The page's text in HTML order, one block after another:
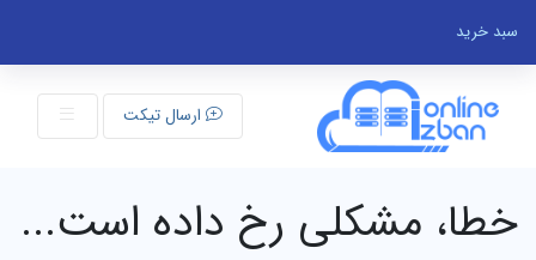
سبد خرید
ارسال تیکت
خطا، مشکلی رخ داده است...